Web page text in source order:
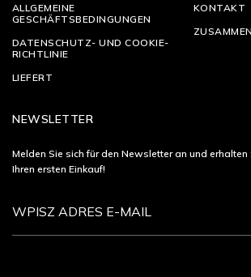
ALLGEMEINE
GESCHÄFTSBEDINGUNGEN
DATENSCHUTZ- UND COOKIE-
RICHTLINIE
LIEFERT
KONTAKT
NEWSLETTER
Melden Sie sich für den Newsletter an und
Ihren ersten Einkauf!